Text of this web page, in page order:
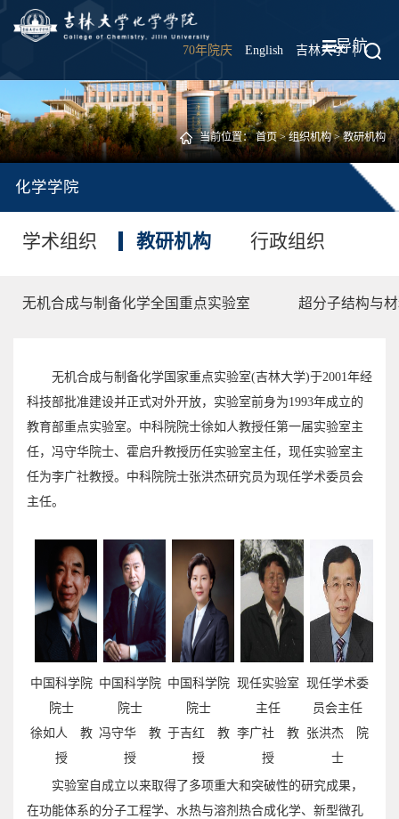
70年院庆 English 吉林大学 |
导航
当前位置：首页>组织机构>教研机构
化学学院
学术组织 教研机构
无机合成与制备化学全国重点实验室 超分子结构与
行政组织
无机合成与制备化学国家重点实验室(吉林大学)于2001年经
科技部批准建设并正式对外开放，实验室前身为1993年成立的
教育部重点实验室。中科院院士徐如人教授任第一届实验室主
任，冯守华院士、霍启升教授历任实验室主任，现任实验室主
任为李广社教授。中科院院士张洪杰研究员为现任学术委员会
主任。
中国科学院
院士
徐如人 教
授
中国科学院
院士
冯守华 教
授
中国科学院
院士
于吉红 教
授
现任实验室
主任
李广社 教
授
现任学术委
员会主任
张洪杰 院
士
实验室自成立以来取得了多项重大和突破性的研究成果，
在功能体系的分子工程学、水热与溶剂热合成化学、新型微孔